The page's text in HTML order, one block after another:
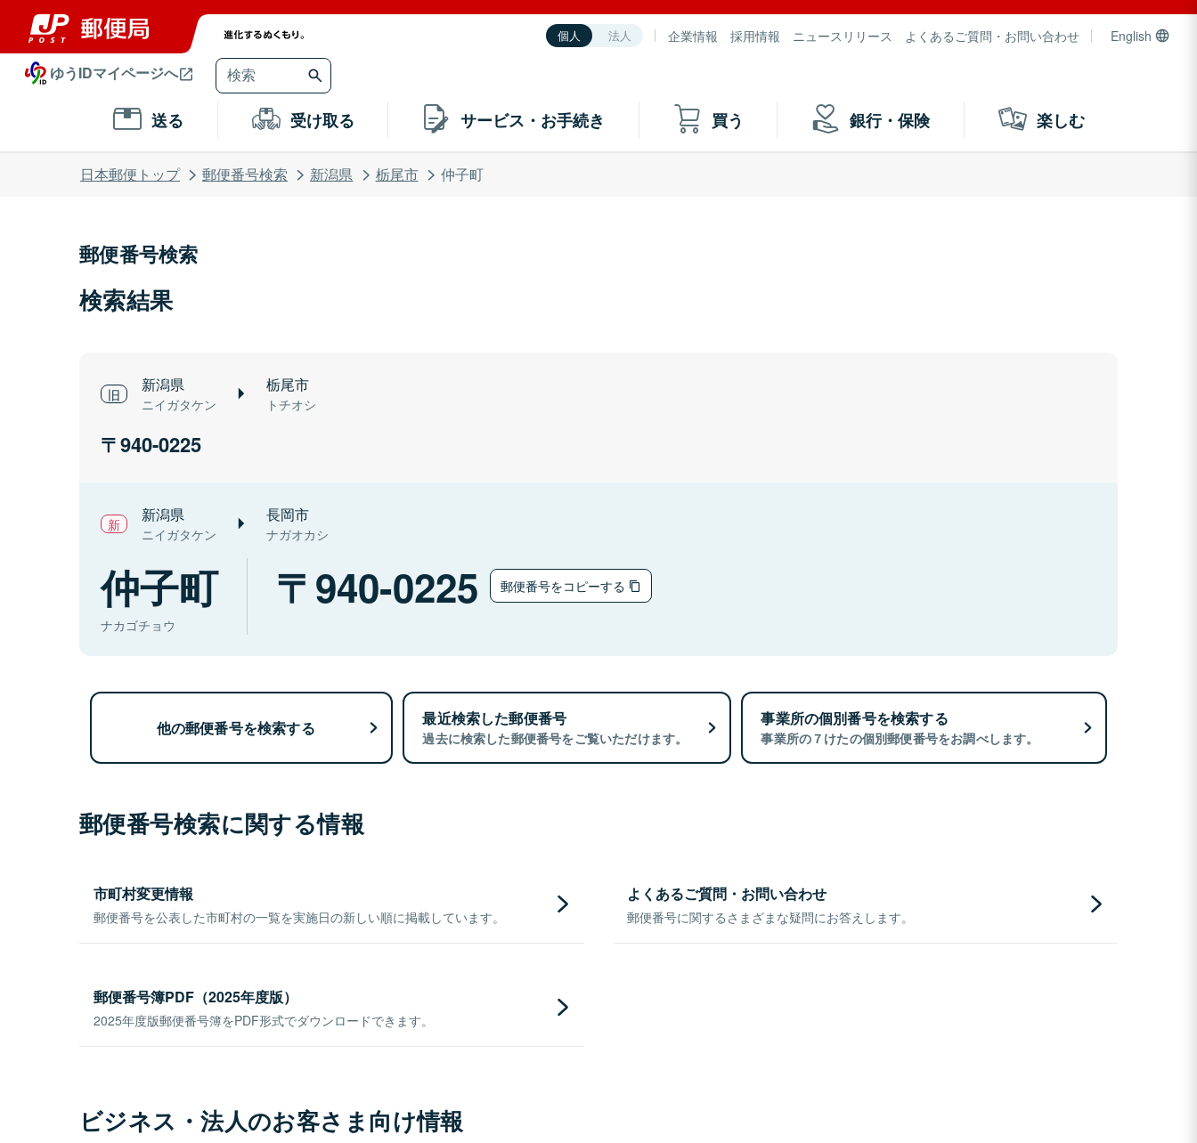
個人 法人 企業情報 採用情報 ニュースリリース よくあるご質問・お問い合わせ English
ゆうIDマイページへ
送る 受け取る サービス・お手続き 買う 銀行・保険 楽しむ
日本郵便トップ 郵便番号検索 新潟県 栃尾市 仲子町
郵便番号検索
検索結果
新潟県
ニイガタケン
栃尾市
トチオシ
940-0225
新潟県
ニイガタケン
長岡市
ナガオカシ
仲子町
ナカゴチョウ
940-0225 郵便番号をコピーする
他の郵便番号を検索する 最近検索した郵便番号
過去に検索した郵便番号をご覧いただけます。
事業所の個別番号を検索する
事業所の７けたの個別郵便番号をお調べします。
郵便番号検索に関する情報
市町村変更情報
郵便番号を公表した市町村の一覧を実施日の新しい順に掲載しています。
よくあるご質問・お問い合わせ
郵便番号に関するさまざまな疑問にお答えします。
郵便番号簿PDF（2025年度版）
2025年度版郵便番号簿をPDF形式でダウンロードできます。
ビジネス・法人のお客さま向け情報